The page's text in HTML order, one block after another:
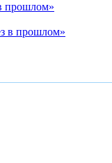
прошлом»